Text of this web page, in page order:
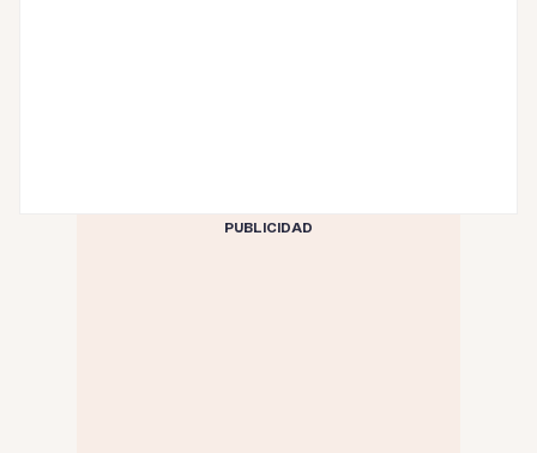
PUBLICIDAD